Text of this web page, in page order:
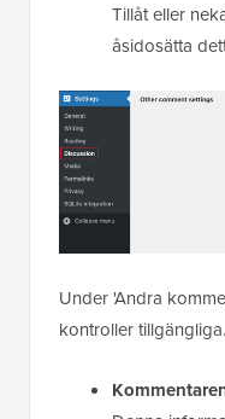
Tillåt eller
åsidosätta
Under 'Andra
kontroller tillgängliga.